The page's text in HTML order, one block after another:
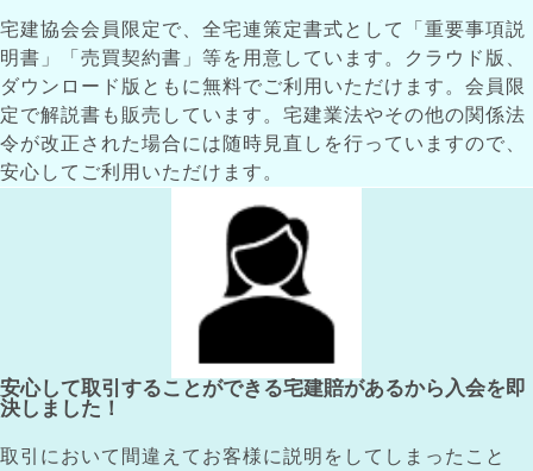
宅建協会会員限定で、全宅連策定書式として「重要事項説
明書」「売買契約書」等を用意しています。クラウド版、
ダウンロード版ともに無料でご利用いただけます。会員限
定で解説書も販売しています。宅建業法やその他の関係法
令が改正された場合には随時見直しを行っていますので、
安心してご利用いただけます。
安心して取引することができる宅建賠があるから入会を即
決しました！
取引において間違えてお客様に説明をしてしまったこと